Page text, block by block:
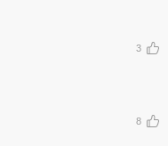
3
8